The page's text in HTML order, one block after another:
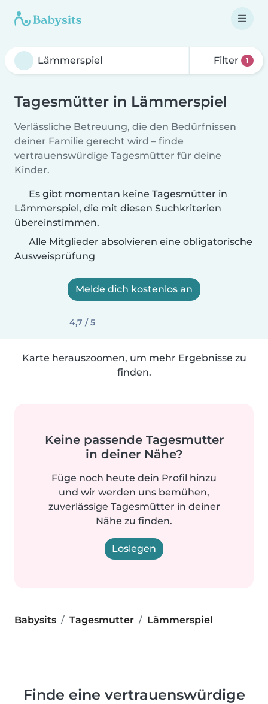
Filter 1
Tagesmütter in Lämmerspiel
Verlässliche Betreuung, die den Bedürfnissen
deiner Familie gerecht wird – finde
vertrauenswürdige Tagesmütter für deine
Kinder.
Es gibt momentan keine Tagesmütter in
Lämmerspiel, die mit diesen Suchkriterien
übereinstimmen.
Alle Mitglieder absolvieren eine obligatorische
Ausweisprüfung
Melde dich kostenlos an
4,7 / 5
Karte herauszoomen, um mehr Ergebnisse zu
finden.
Keine passende Tagesmutter
in deiner Nähe?
Füge noch heute dein Profil hinzu
und wir werden uns bemühen,
zuverlässige Tagesmütter in deiner
Nähe zu finden.
Loslegen
Babysits Tagesmutter Lämmerspiel
Finde eine vertrauenswürdige